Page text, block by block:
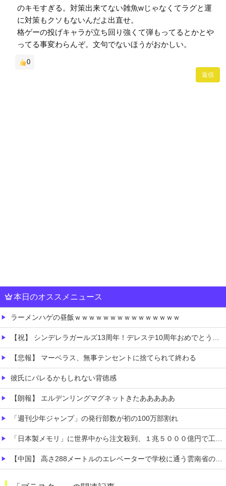
のキモすぎる。対策出来てない雑魚wじゃなくてラグと運
に対策もクソもないんだよ出直せ。
格ゲーの投げキャラが立ち回り強くて弾もってるとかとや
ってる事変わらんぞ。文句でないほうがおかしい。
0
返信
本日のオススメニュース
ラーメンハゲの昼飯ｗｗｗｗｗｗｗｗｗｗｗｗｗｗｗ
【祝】 シンデレラガールズ13周年！デレステ10周年おめでとう！ガチャ更新SSR八神マキノ・イベントSRイヴ、SR望月聖！
【悲報】 マーベラス、無事テンセントに捨てられて終わる
彼氏にバレるかもしれない背徳感
【朗報】 エルデンリングマグネットきたあああああ
「週刊少年ジャンプ」の発行部数が初の100万部割れ
「日本製メモリ」に世界中から注文殺到、１兆５０００億円で工場増築へ
【中国】 高さ288メートルのエレベーターで学校に通う雲南省の山地の子供たち 通学時間 3時間→30分に短縮